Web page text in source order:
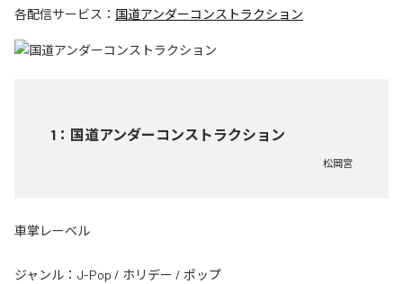
各配信サービス： 国道アンダーコンストラクション
1 ： 国道アンダーコンストラクション
松岡宮
車掌レーベル
ジャンル： J-Pop / ホリデー / ポップ